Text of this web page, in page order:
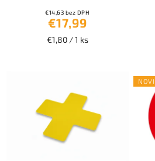
€14,63 bez DPH
€17,99
€1,80 / 1 ks